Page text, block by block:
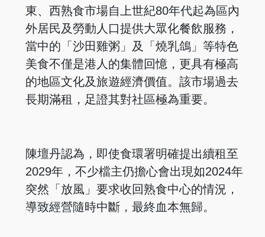
東、西熟食市場自上世紀80年代起為區內
外居民及勞動人口提供大眾化餐飲服務，
當中的「沙田雞粥」及「燒乳鴿」等特色
美食不僅是港人的集體回憶，更具有極高
的地區文化及旅遊經濟價值。該市場過去
長期滿租，足證其對社區極為重要。
陳壇丹認為，即使食環署明確提出續租至
2029年，不少檔主仍擔心會出現如2024年
突然「放風」要求收回熟食中心的情況，
導致經營隨時中斷，最終血本無歸。